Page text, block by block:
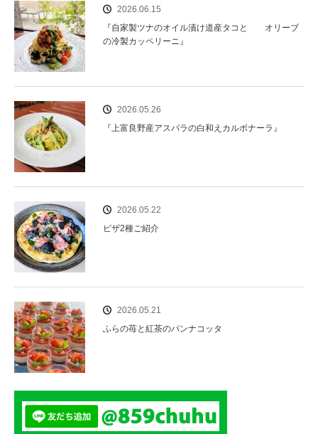
2026.06.15
『自家製ツナのオイル漬け道産タコと オリーブ
の冷製カッペリーニ』
2026.05.26
『上富良野産アスパラの白和えカルボナーラ』
2026.05.22
ピザ2種ご紹介
2026.05.21
ふらの苺と紅茶のパンナコッタ